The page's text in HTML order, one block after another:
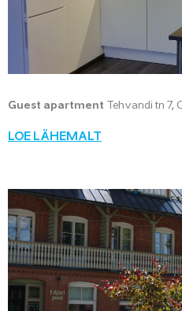
Guest apartment Tehvandi tn 7,
LOE LÄHEMALT